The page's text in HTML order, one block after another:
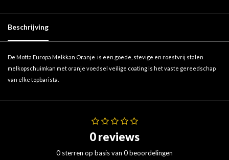
Beschrijving
De Motta Europa Melkkan Oranje is een goede, stevige en roestvrij stalen
melkopschuimkan met oranje voedsel veilige coating is het vaste gereedschap
van elke topbarista.
0 reviews
0 sterren op basis van 0 beoordelingen